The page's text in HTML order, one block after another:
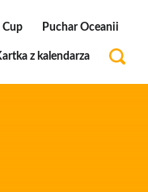
Cup Puchar Oceanii
z kalendarza